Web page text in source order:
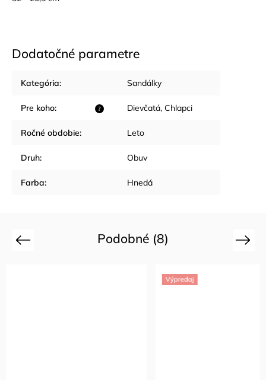
Dodatočné parametre
Kategória: Sandálky
?
Pre koho: Dievčatá, Chlapci
Ročné obdobie: Leto
Druh: Obuv
Farba: Hnedá
Podobné (8)
Previous Next